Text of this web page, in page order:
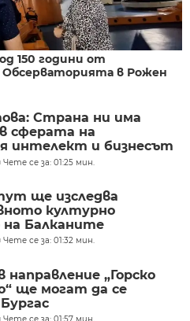
150 години от
в Рожен
Страна ни има
сферата на
интелект и бизнесът
перспективи
Чете се за: 01:25 мин.
ще изследва
културно
на Балканите
Чете се за: 01:32 мин.
„Горско
ще могат да се
Чете се за: 01:57 мин.